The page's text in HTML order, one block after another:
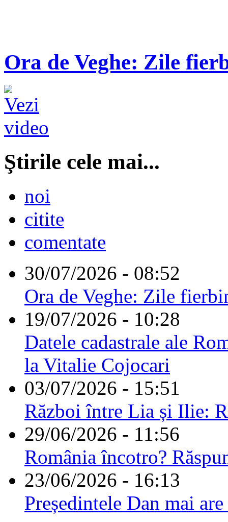
Ora de Veghe: Zile
Ştirile cele mai...
noi
citite
comentate
30/07/2026 - 08:52
Ora de Veghe: Zile
19/07/2026 - 10:28
Datele cadastrale ale
la Vitalie Cojocari
03/07/2026 - 15:51
Război între Lia și Ilie:
29/06/2026 - 11:56
România încotro?
23/06/2026 - 16:13
Președintele Dan mai